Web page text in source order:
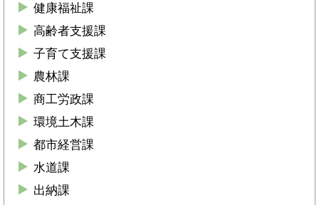
健康福祉課
高齢者支援課
子育て支援課
農林課
商工労政課
環境土木課
都市経営課
水道課
出納課